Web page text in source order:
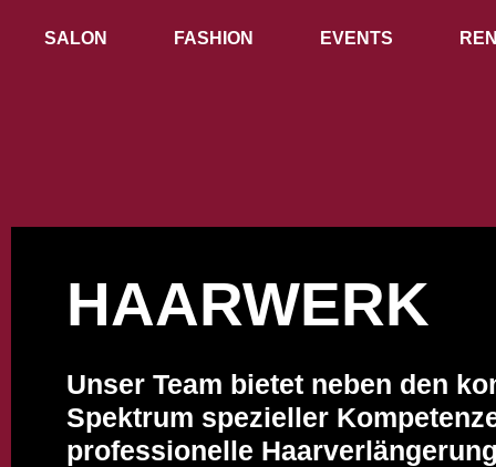
SALON FASHION EVENTS
HAARWERK
Unser Team bietet neben den
Spektrum spezieller
professionelle